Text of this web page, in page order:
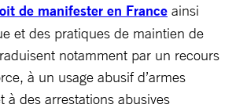
de manifester en France ainsi
et des pratiques de maintien de
notamment par un recours
à un usage abusif d’armes
à des arrestations abusives